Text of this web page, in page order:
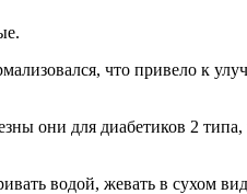
что привело к
они для диабетиков 2
водой, жевать в сухом